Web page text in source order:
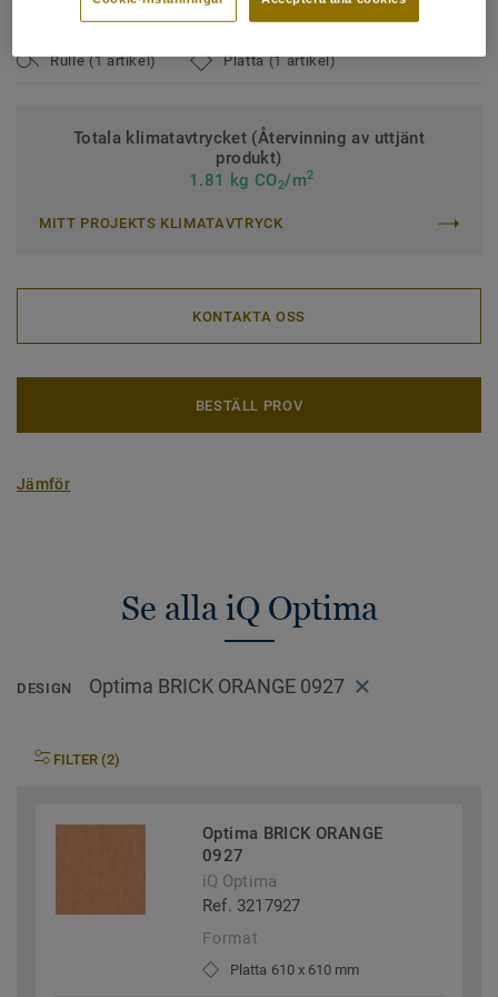
Ytbehandling:iQ PUR
Rulle (1 artikel) Platta (1 artikel)
Totala klimatavtrycket (Återvinning av uttjänt
produkt)
1.81 kg CO2/m2
MITT PROJEKTS KLIMATAVTRYCK
KONTAKTA OSS
BESTÄLL PROV
Jämför
Se alla iQ Optima
DESIGN Optima BRICK ORANGE 0927
FILTER (2)
Optima BRICK ORANGE
0927
iQ Optima
Ref. 3217927
Format
Platta 610 x 610 mm